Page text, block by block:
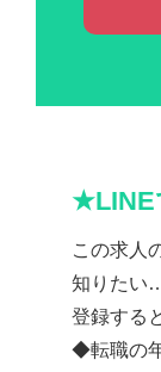
★LINE
この求人
知りたい
登録する
◆転職の